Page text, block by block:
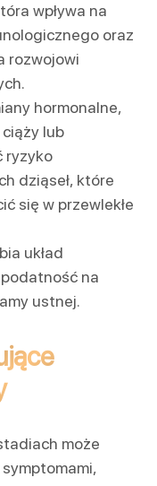
wpływa na
oraz
rozwojowi
hormonalne,
ciąży lub
ryzyko
dziąseł, które
się w przewlekłe
układ
na
ustnej.
może